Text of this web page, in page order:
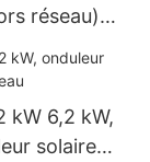
réseau)
kW 6,2 kW,
solaire